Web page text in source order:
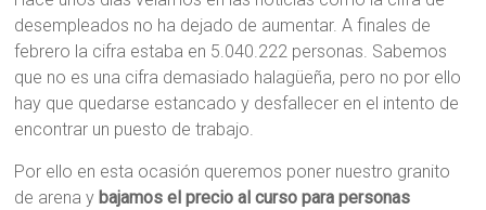
desempleados no ha dejado de aumentar. A finales de
febrero la cifra estaba en 5.040.222 personas. Sabemos
que no es una cifra demasiado halagüeña, pero no por ello
hay que quedarse estancado y desfallecer en el intento de
encontrar un puesto de trabajo.
Por ello en esta ocasión queremos poner nuestro granito
de arena y bajamos el precio al curso para personas